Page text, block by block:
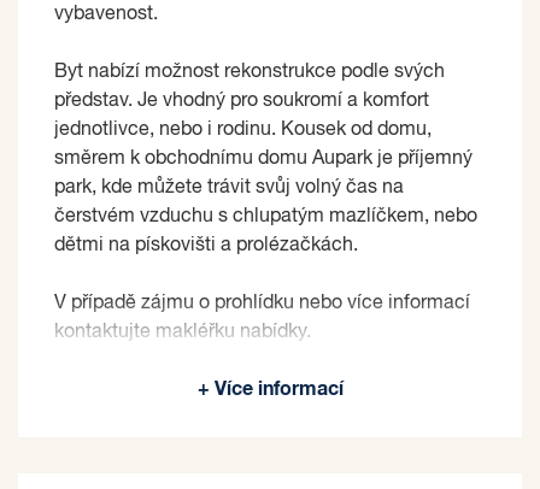
vybavenost.
Byt nabízí možnost rekonstrukce podle svých
představ. Je vhodný pro soukromí a komfort
jednotlivce, nebo i rodinu. Kousek od domu,
směrem k obchodnímu domu Aupark je příjemný
park, kde můžete trávit svůj volný čas na
čerstvém vzduchu s chlupatým mazlíčkem, nebo
dětmi na pískovišti a prolézačkách.
V případě zájmu o prohlídku nebo více informací
kontaktujte makléřku nabídky.
na základě jím zvolených kritérií.
+ Více informací